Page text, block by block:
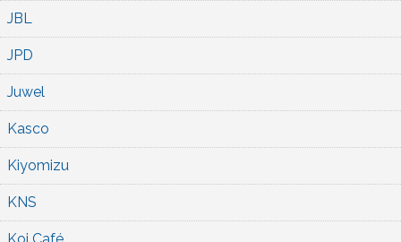
JBL
JPD
Juwel
Kasco
Kiyomizu
KNS